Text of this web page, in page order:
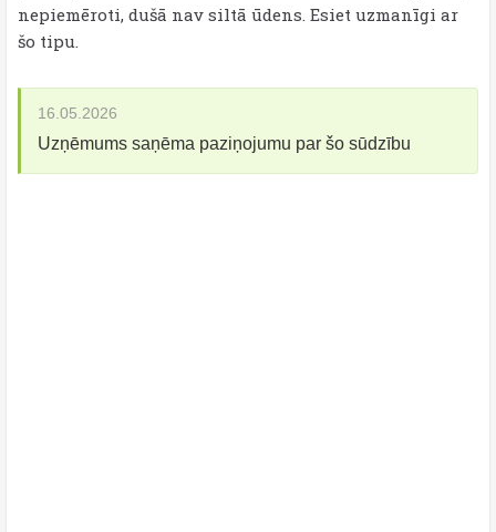
nepiemēroti, dušā nav siltā ūdens. Esiet uzmanīgi ar
šo tipu.
16.05.2026
Uzņēmums saņēma paziņojumu par šo sūdzību